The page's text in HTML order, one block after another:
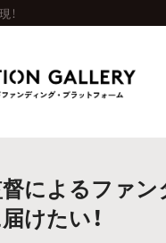
！
ジェクト 終了間近
によるファン
けたい！